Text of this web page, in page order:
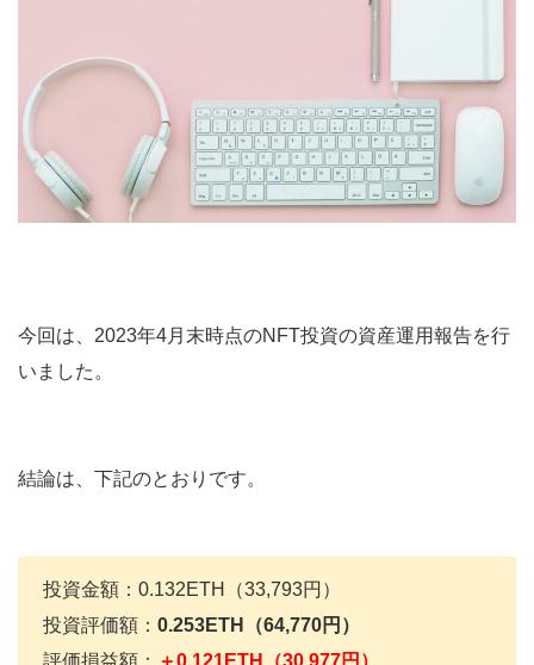
今回は、2023年4月末時点のNFT投資の資産運用報告を行
いました。
結論は、下記のとおりです。
投資金額：0.132ETH（33,793円）
投資評価額： 0.253ETH（64,770円）
評価損益額： ＋0.121ETH（30,977円）